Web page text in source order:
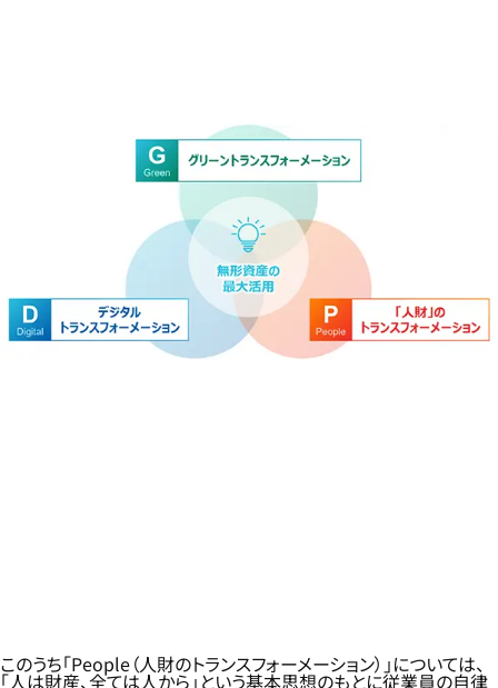
このうち「People（人財のトランスフォーメーション）」については、
「人は財産、全ては人から」という基本思想のもとに従業員の自律